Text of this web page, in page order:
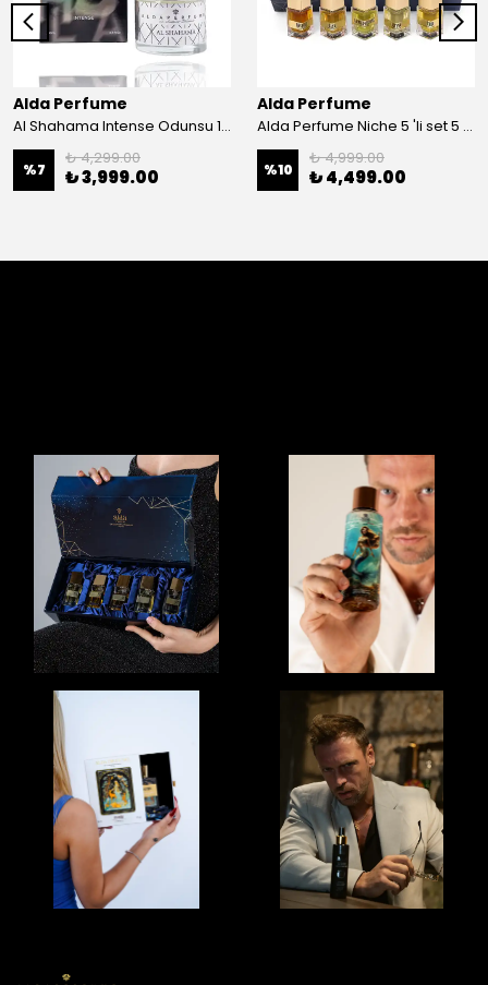
Alda Perfume
Al Shahama Intense Odunsu 100 ml Edp Unisex Parfüm
%7
₺ 4,299.00
₺ 3,999.00
Alda Perfume
Alda Perfume Niche 5 'li set 5 x25 ml Edp Parfüm
%10
₺ 4,999.00
₺ 4,499.00